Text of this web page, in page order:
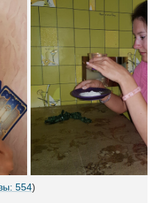
554)